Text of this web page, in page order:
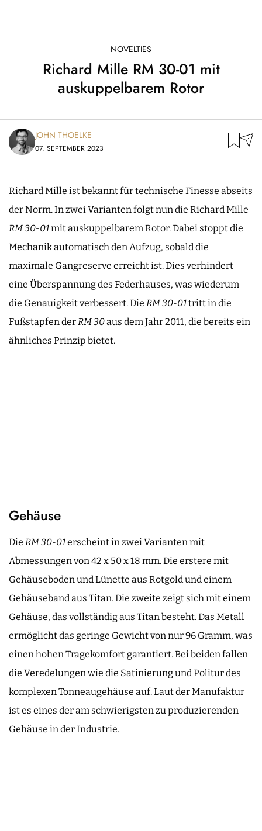
NOVELTIES
Richard Mille RM 30-01 mit
auskuppelbarem Rotor
JOHN THOELKE
07. SEPTEMBER 2023
Richard Mille ist bekannt für technische Finesse abseits
der Norm. In zwei Varianten folgt nun die Richard Mille
RM 30-01mit auskuppelbarem Rotor. Dabei stoppt die
Mechanik automatisch den Aufzug, sobald die
maximale Gangreserve erreicht ist. Dies verhindert
eine Überspannung des Federhauses, was wiederum
die Genauigkeit verbessert. Die RM 30-01tritt in die
Fußstapfen derRM 30aus dem Jahr 2011, die bereits ein
ähnliches Prinzip bietet.
Gehäuse
Die RM 30-01erscheint in zwei Varianten mit
Abmessungen von 42 x 50 x 18 mm. Die erstere mit
Gehäuseboden und Lünette aus Rotgold und einem
Gehäuseband aus Titan. Die zweite zeigt sich mit einem
Gehäuse, das vollständig aus Titan besteht. Das Metall
ermöglicht das geringe Gewicht von nur 96 Gramm, was
einen hohen Tragekomfort garantiert. Bei beiden fallen
die Veredelungen wie die Satinierung und Politur des
komplexen Tonneaugehäuse auf. Laut der Manufaktur
ist es eines der am schwierigsten zu produzierenden
Gehäuse in der Industrie.